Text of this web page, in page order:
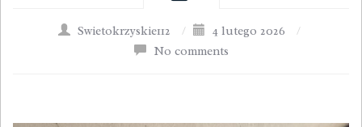
Swietokrzyskie112 / 4 lutego 2026
/
No comments